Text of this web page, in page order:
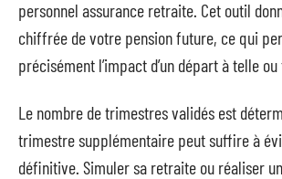
personnel assurance retraite. Cet outil
chiffrée de votre pension future, ce qui
précisément l’impact d’un départ à telle ou
Le nombre de trimestres validés est
trimestre supplémentaire peut suffire à
définitive. Simuler sa retraite ou réaliser